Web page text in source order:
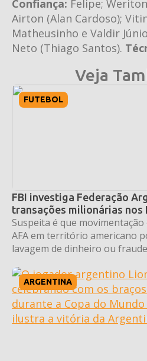
Confiança: Felipe;
Airton (Alan Cardoso);
Matheusinho e Valdir
Neto (Thiago Santos).
Veja
FUTEBOL
FBI investiga Federação
transações milionárias nos
Suspeita é que movimentação
AFA em território americano
lavagem de dinheiro ou fraude
ARGENTINA